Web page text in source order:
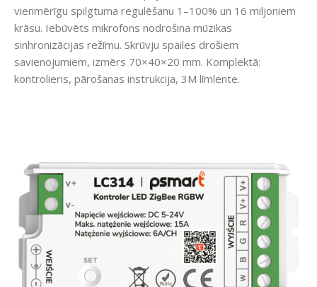
vienmērīgu spilgtuma regulēšanu 1–100% un 16 miljoniem
krāsu. Iebūvēts mikrofons nodrošina mūzikas
sinhronizācijas režīmu. Skrūvju spailes drošiem
savienojumiem, izmērs 70×40×20 mm. Komplektā:
kontrolieris, pārošanas instrukcija, 3M līmlente.